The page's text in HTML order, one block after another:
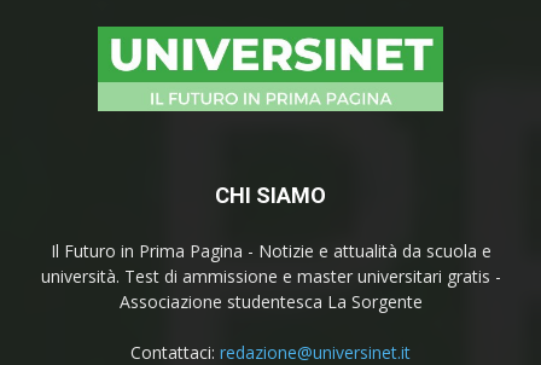
CHI SIAMO
Il Futuro in Prima Pagina - Notizie e attualità da scuola e
università. Test di ammissione e master universitari gratis -
Associazione studentesca La Sorgente
Contattaci: redazione@universinet.it